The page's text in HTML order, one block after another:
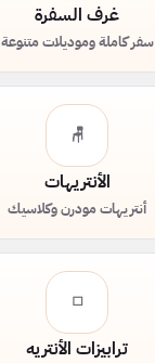
غرف السفرة
سفر كاملة وموديلات متنوعة
🪑
الأنتريهات
أنتريهات مودرن وكلاسيك
◻️
ترابيزات الأنتريه